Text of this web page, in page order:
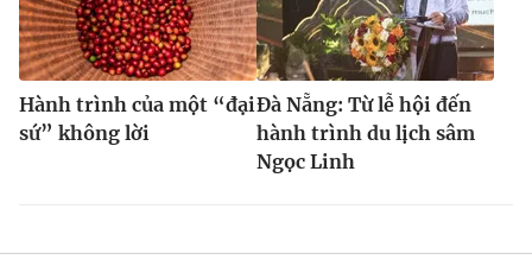
Hành trình của một “đại
sứ” không lời
Đà Nẵng: Từ lễ hội đến
hành trình du lịch sâm
Ngọc Linh